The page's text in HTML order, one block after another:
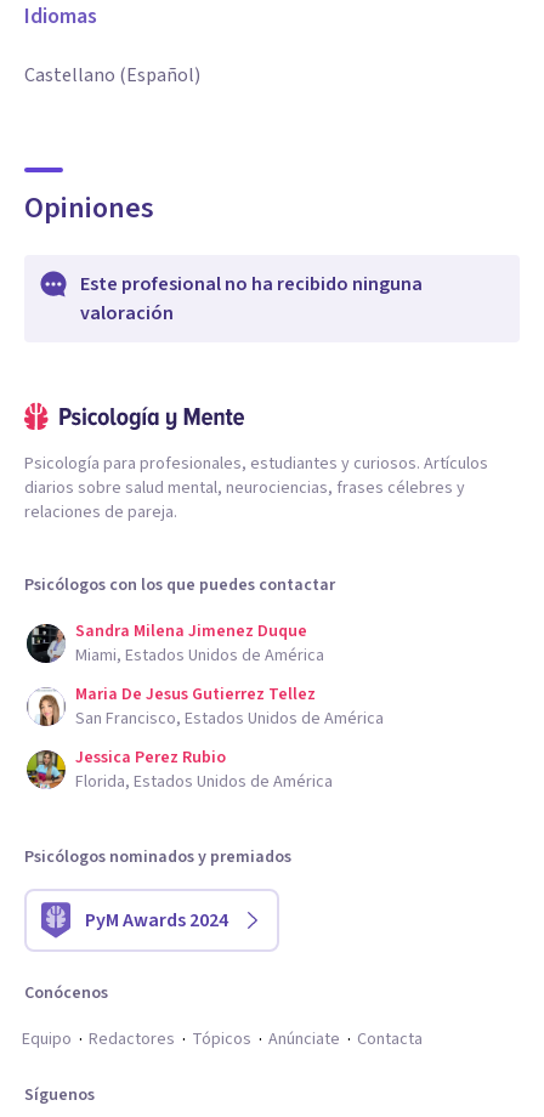
Idiomas
Castellano (Español)
Opiniones
Este profesional no ha recibido ninguna
valoración
Psicología para profesionales, estudiantes y curiosos. Artículos
diarios sobre salud mental, neurociencias, frases célebres y
relaciones de pareja.
Psicólogos con los que puedes contactar
Sandra Milena Jimenez Duque
Miami, Estados Unidos de América
Maria De Jesus Gutierrez Tellez
San Francisco, Estados Unidos de América
Jessica Perez Rubio
Florida, Estados Unidos de América
Psicólogos nominados y premiados
PyM Awards 2024
Conócenos
Equipo
Redactores Tópicos Anúnciate Contacta
Síguenos